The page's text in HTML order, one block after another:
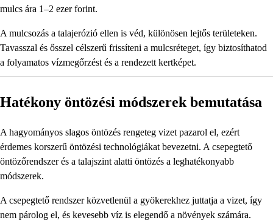
mulcs ára 1–2 ezer forint.
A mulcsozás a talajerózió ellen is véd, különösen lejtős területeken.
Tavasszal és ősszel célszerű frissíteni a mulcsréteget, így biztosíthatod
a folyamatos vízmegőrzést és a rendezett kertképet.
Hatékony öntözési módszerek bemutatása
A hagyományos slagos öntözés rengeteg vizet pazarol el, ezért
érdemes korszerű öntözési technológiákat bevezetni. A csepegtető
öntözőrendszer és a talajszint alatti öntözés a leghatékonyabb
módszerek.
A csepegtető rendszer közvetlenül a gyökerekhez juttatja a vizet, így
nem párolog el, és kevesebb víz is elegendő a növények számára.